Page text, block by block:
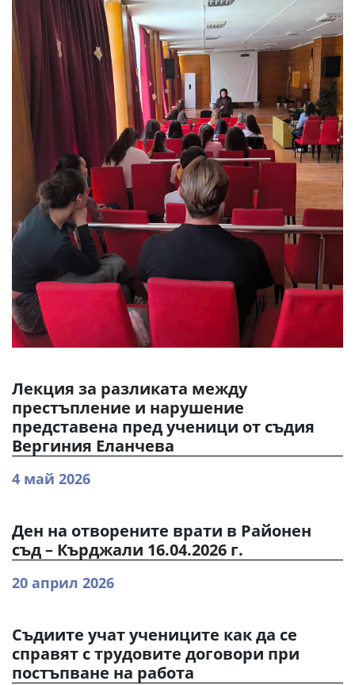
Лекция за разликата между
престъпление и нарушение
представена пред ученици от съдия
Вергиния Еланчева
4 май 2026
Ден на отворените врати в Районен
съд – Кърджали 16.04.2026 г.
20 април 2026
Съдиите учат учениците как да се
справят с трудовите договори при
постъпване на работа